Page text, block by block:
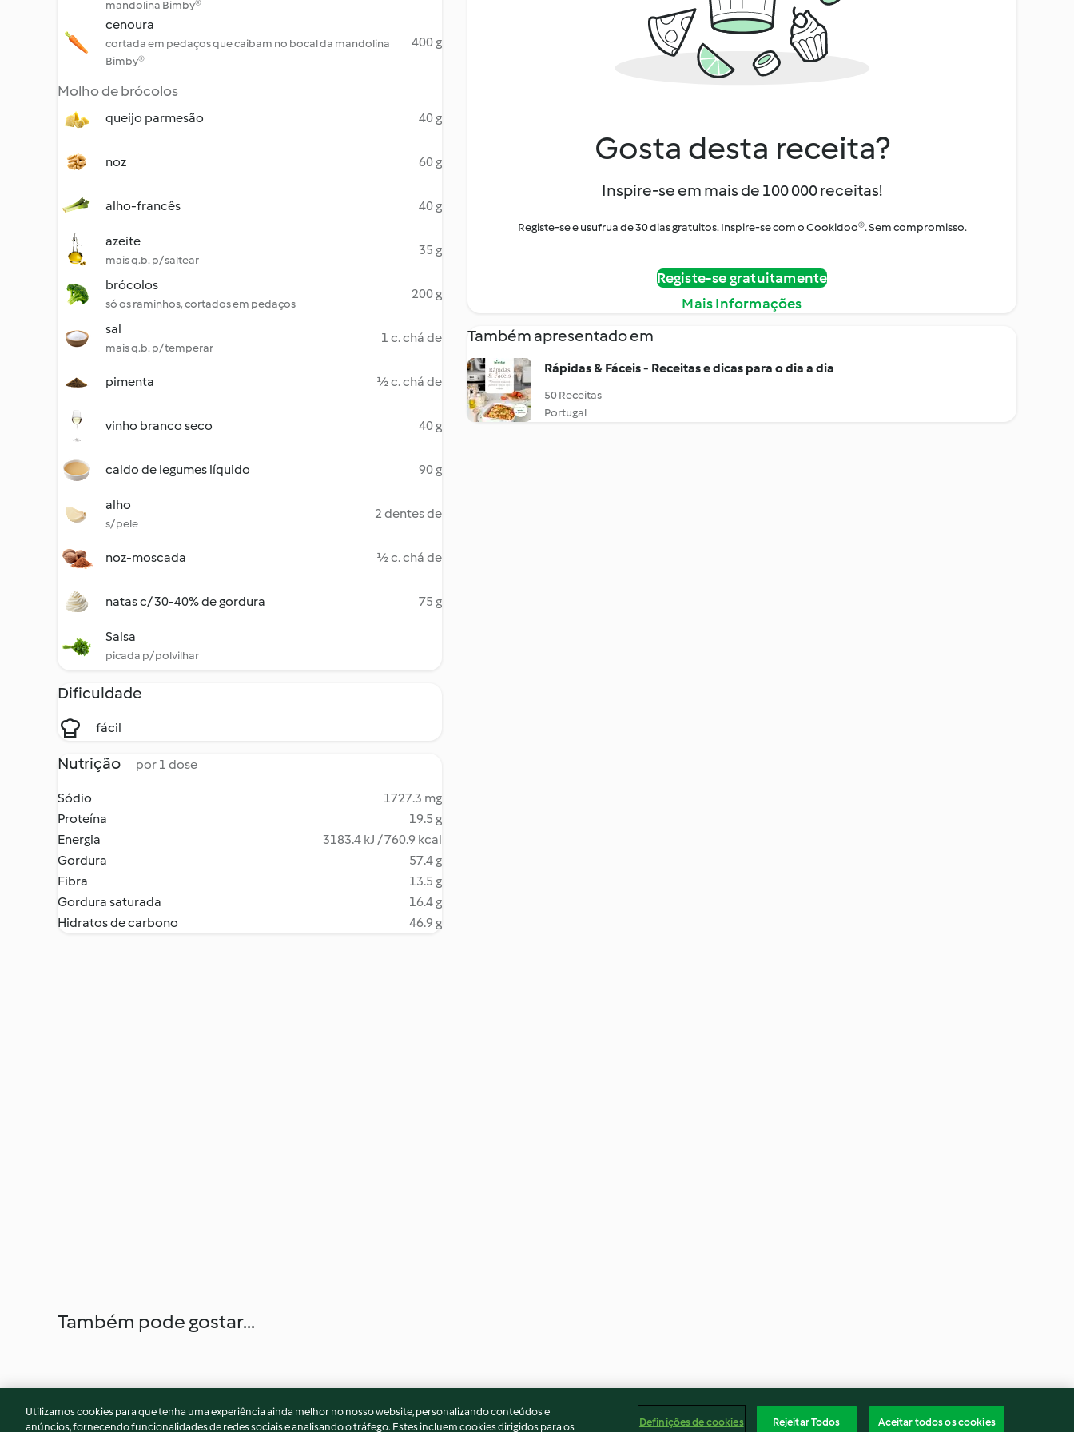
mandolina Bimby®
cenoura
cortada em pedaços que caibam no bocal da mandolina
Bimby®
400 g
Molho de brócolos
queijo parmesão 40 g
noz 60 g
alho-francês 40 g
azeite
mais q.b. p/ saltear
35 g
brócolos
só os raminhos, cortados em pedaços
200 g
sal
mais q.b. p/ temperar
1 c. chá de
pimenta ½ c. chá de
vinho branco seco 40 g
caldo de legumes líquido 90 g
alho
s/ pele
2 dentes de
noz-moscada ½ c. chá de
natas c/ 30-40% de gordura 75 g
Salsa
picada p/ polvilhar
Dificuldade
fácil
Nutrição por 1 dose
Sódio
1727.3 mg
Proteína
19.5 g
Energia
3183.4 kJ / 760.9 kcal
Gordura
57.4 g
Fibra
13.5 g
Gordura saturada
16.4 g
Hidratos de carbono
46.9 g
Gosta desta receita?
Inspire-se em mais de 100 000 receitas!
Registe-se e usufrua de 30 dias gratuitos. Inspire-se com o Cookidoo®. Sem compromisso.
Registe-se gratuitamente
Mais Informações
Também apresentado em
Rápidas & Fáceis - Receitas e dicas para o dia a dia
50 Receitas
Portugal
Também pode gostar...
Utilizamos cookies para que tenha uma experiência ainda melhor no nosso website, personalizando conteúdos e
anúncios, fornecendo funcionalidades de redes sociais e analisando o tráfego. Estes incluem cookies dirigidos para os
Definições de cookies Rejeitar Todos Aceitar todos os cookies